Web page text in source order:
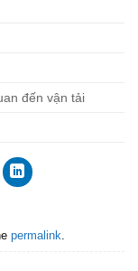
đến vận tải
permalink